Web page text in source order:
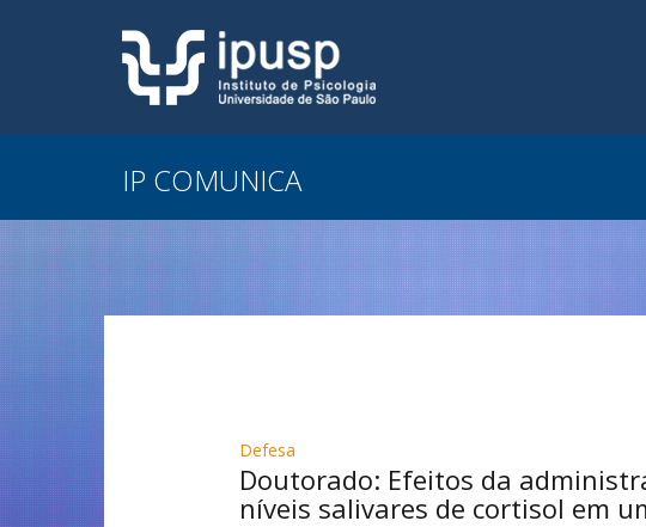
IP COMUNICA
Defesa
Doutorado: Efeitos da
níveis salivares de cortisol em